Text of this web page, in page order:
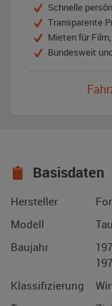
Schnelle
Transparente
Mieten für
Bundesweit
Basisdaten
Hersteller
Modell
Baujahr
Klassifizierung